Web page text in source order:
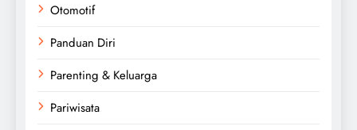
Otomotif
Panduan Diri
Parenting & Keluarga
Pariwisata